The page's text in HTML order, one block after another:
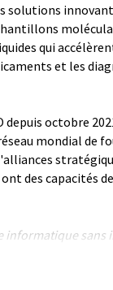
solutions
qui
et les
octobre
mondial de
des capacités
informatique sans
cet article a été